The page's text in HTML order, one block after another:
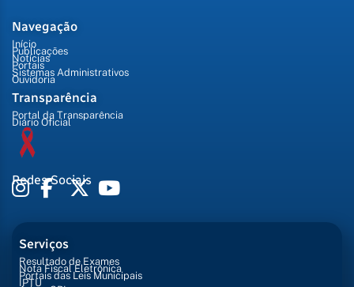
Navegação
Início
Publicações
Notícias
Portais
Sistemas Administrativos
Ouvidoria
Transparência
Portal da Transparência
Diário Oficial
Redes Sociais
Serviços
Resultado de Exames
Nota Fiscal Eletrônica
Portais das Leis Municipais
IPTU